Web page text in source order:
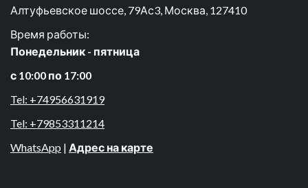
Алтуфьевское шоссе, 79Ас3, Москва, 127410
Время работы:
Понедельник - пятница
с 10:00 по 17:00
Tel: +74956631919
Tel: +79853311214
WhatsApp | Адрес на карте